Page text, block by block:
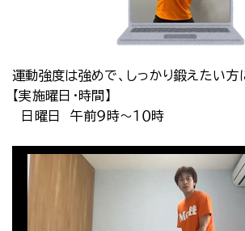
運動強度は強めで、しっかり鍛えたい方
【実施曜日・時間】
日曜日 午前９時～１０時